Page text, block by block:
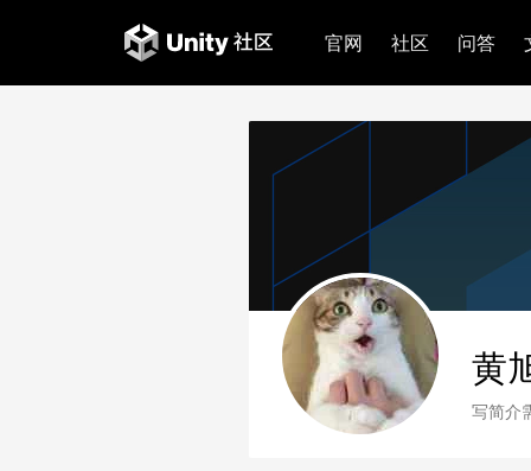
官网 社区 问答
黄
写简介